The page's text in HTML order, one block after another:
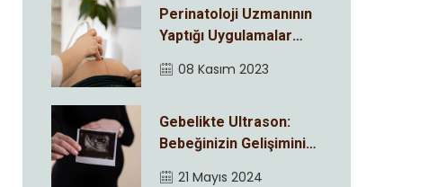
Perinatoloji Uzmanının
Yaptığı Uygulamalar
08 Kasım 2023
Gebelikte Ultrason:
Bebeğinizin Gelişimini
21 Mayıs 2024